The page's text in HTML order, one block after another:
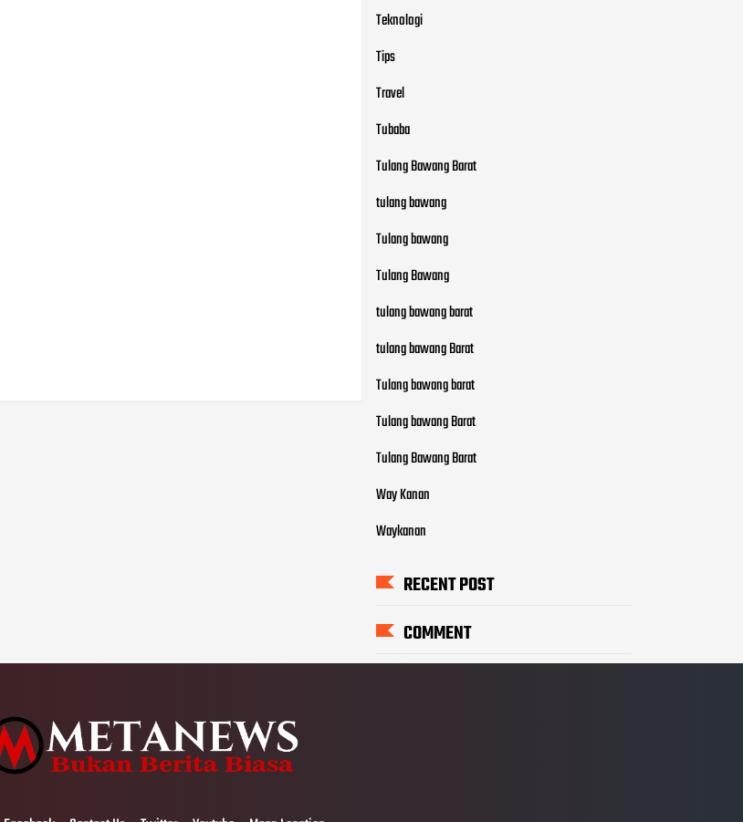
Teknologi
Tips
Travel
Tubaba
Tulang Bawang Barat
tulang bawang
Tulang bawang
Tulang Bawang
tulang bawang barat
tulang bawang Barat
Tulang bawang barat
Tulang bawang Barat
Tulang Bawang Barat
Way Kanan
Waykanan
RECENT POST
COMMENT